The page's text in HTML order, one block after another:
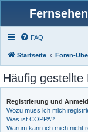
FAQ
Startseite Foren-
Häufig gestellte
Registrierung und
Wozu muss ich mich
Was ist COPPA?
Warum kann ich mich nicht